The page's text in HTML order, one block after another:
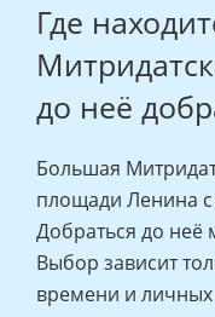
Где
до неё
Большая
площади Ленина
Добраться до
Выбор зависит
времени и